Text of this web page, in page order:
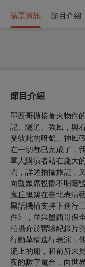
購票資訊 節目介紹
節目介紹
墨西哥拋接著火物件
記、隧道、強風，與
受彼此的暗號、神風
在一切都已完成了，
單人講演者站在龐大
間，詳述拍攝旅記，
向觀眾席投擲不明暗
鬼丘鬼鏟在臺北表演
黑話機構支持下進行
件》，並與墨西哥保
拍攝介於實驗紀錄片
行動草稿進行表演，
流上的船，和前所未
夜的數字電台，向世